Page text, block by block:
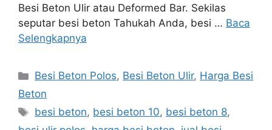
Besi Beton Ulir atau Deformed Bar. Sekilas
seputar besi beton Tahukah Anda, besi … Baca
Selengkapnya
Kategori
Besi Beton Polos, Besi Beton Ulir, Harga Besi
Beton
Tag
besi beton, besi beton 10, besi beton 8,